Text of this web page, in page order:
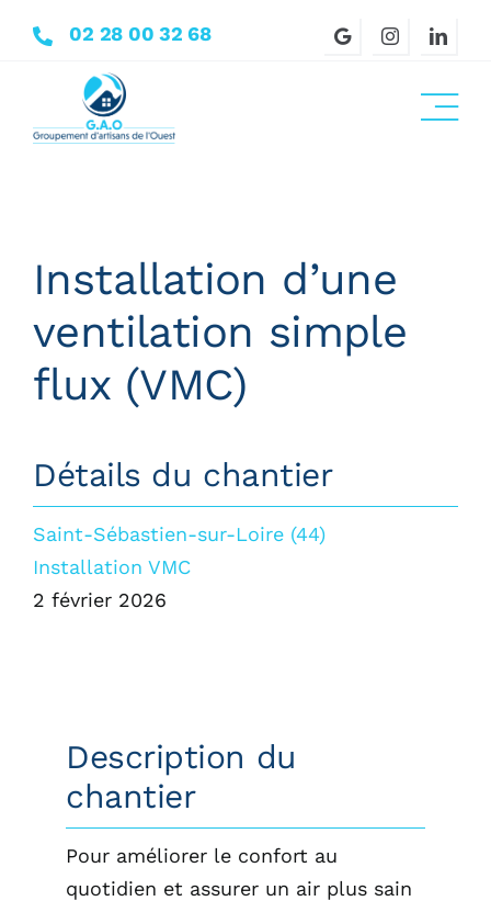
02 28 00 32 68
Installation d’une
ventilation simple
flux (VMC)
Détails du chantier
Saint-Sébastien-sur-Loire (44)
Installation VMC
2 février 2026
Description du
chantier
Pour améliorer le confort au
quotidien et assurer un air plus sain